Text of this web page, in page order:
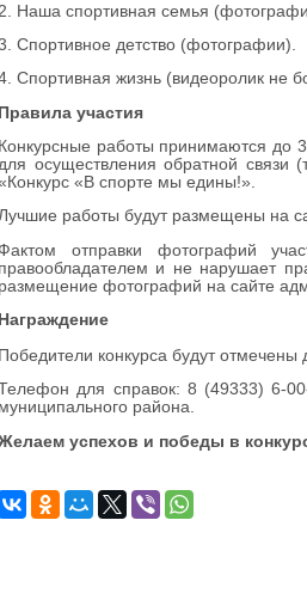
2. Наша спортивная семья
Спортивное детство (фотографии).
Спортивная жизнь (видеоролик не
Правила участия
Конкурсные работы принимаются до
осуществления обратной связи
«В спорте мы едины!».
работы будут размещены на
отправки фотографий
правообладателем и не нарушает
размещение фотографий на сайте
Награждение
Победители конкурса будут
для справок: 8 (49333) 6-
муниципального района.
успехов и победы в